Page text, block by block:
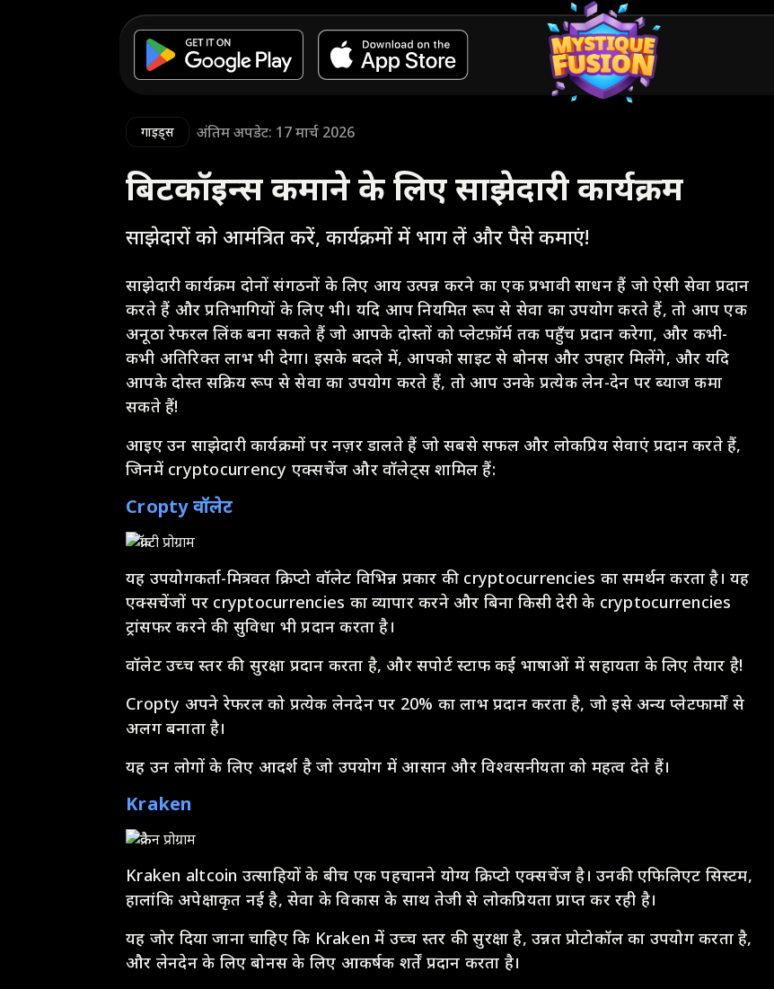
गाइड्स अंतिम अपडेट: 17 मार्च 2026
बिटकॉइन्स कमाने के लिए साझेदारी कार्यक्रम
साझेदारों को आमंत्रित करें, कार्यक्रमों में भाग लें और पैसे कमाएं!
साझेदारी कार्यक्रम दोनों संगठनों के लिए आय उत्पन्न करने का एक प्रभावी साधन हैं जो ऐसी सेवा प्रदान
करते हैं और प्रतिभागियों के लिए भी। यदि आप नियमित रूप से सेवा का उपयोग करते हैं, तो आप एक
अनूठा रेफरल लिंक बना सकते हैं जो आपके दोस्तों को प्लेटफ़ॉर्म तक पहुँच प्रदान करेगा, और कभी-
कभी अतिरिक्त लाभ भी देगा। इसके बदले में, आपको साइट से बोनस और उपहार मिलेंगे, और यदि
आपके दोस्त सक्रिय रूप से सेवा का उपयोग करते हैं, तो आप उनके प्रत्येक लेन-देन पर ब्याज कमा
सकते हैं!
आइए उन साझेदारी कार्यक्रमों पर नज़र डालते हैं जो सबसे सफल और लोकप्रिय सेवाएं प्रदान करते हैं,
जिनमें cryptocurrency एक्सचेंज और वॉलेट्स शामिल हैं:
Cropty वॉलेट
यह उपयोगकर्ता-मित्रवत क्रिप्टो वॉलेट विभिन्न प्रकार की cryptocurrencies का समर्थन करता है। यह
एक्सचेंजों पर cryptocurrencies का व्यापार करने और बिना किसी देरी के cryptocurrencies
ट्रांसफर करने की सुविधा भी प्रदान करता है।
वॉलेट उच्च स्तर की सुरक्षा प्रदान करता है, और सपोर्ट स्टाफ कई भाषाओं में सहायता के लिए तैयार है!
Cropty अपने रेफरल को प्रत्येक लेनदेन पर 20% का लाभ प्रदान करता है, जो इसे अन्य प्लेटफार्मों से
अलग बनाता है।
यह उन लोगों के लिए आदर्श है जो उपयोग में आसान और विश्वसनीयता को महत्व देते हैं।
Kraken
Kraken altcoin उत्साहियों के बीच एक पहचानने योग्य क्रिप्टो एक्सचेंज है। उनकी एफिलिएट सिस्टम,
हालांकि अपेक्षाकृत नई है, सेवा के विकास के साथ तेजी से लोकप्रियता प्राप्त कर रही है।
यह जोर दिया जाना चाहिए कि Kraken में उच्च स्तर की सुरक्षा है, उन्नत प्रोटोकॉल का उपयोग करता है,
और लेनदेन के लिए बोनस के लिए आकर्षक शर्तें प्रदान करता है।